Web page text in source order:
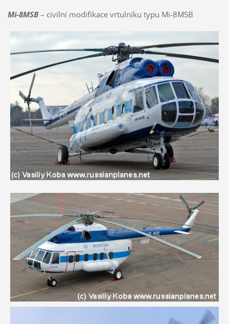
Mi-8MSB– civilní modifikace vrtulníku typu Mi-8MSB